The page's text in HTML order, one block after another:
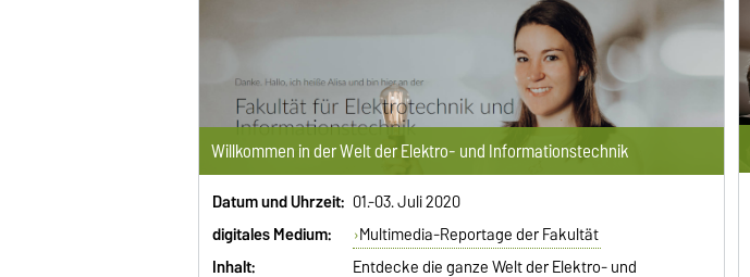
Willkommen in der Welt der Elektro- und Informationstechnik
Datum und Uhrzeit: 01.-03. Juli 2020
digitales Medium:
Multimedia-Reportage der Fakultät
Inhalt:
Entdecke die ganze Welt der Elektro- und